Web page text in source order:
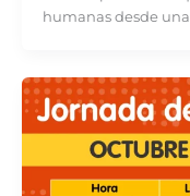
humanas desde